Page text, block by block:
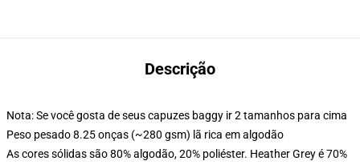
Descrição
Nota: Se você gosta de seus capuzes baggy ir 2 tamanhos para cima
Peso pesado 8.25 onças (~280 gsm) lã rica em algodão
As cores sólidas são 80% algodão, 20% poliéster. Heather Grey é 70%